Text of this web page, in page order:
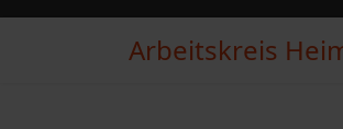
Arbeitskreis